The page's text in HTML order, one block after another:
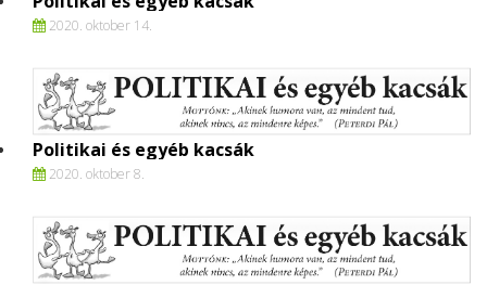
2020. oktober 14.
Politikai és egyéb kacsák
2020. oktober 8.